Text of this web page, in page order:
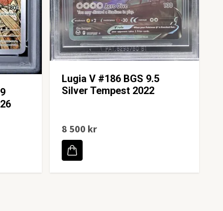
Lugia V #186 BGS 9.5
Silver Tempest 2022
8 500 kr